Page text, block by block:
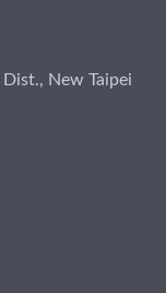
New Taipei